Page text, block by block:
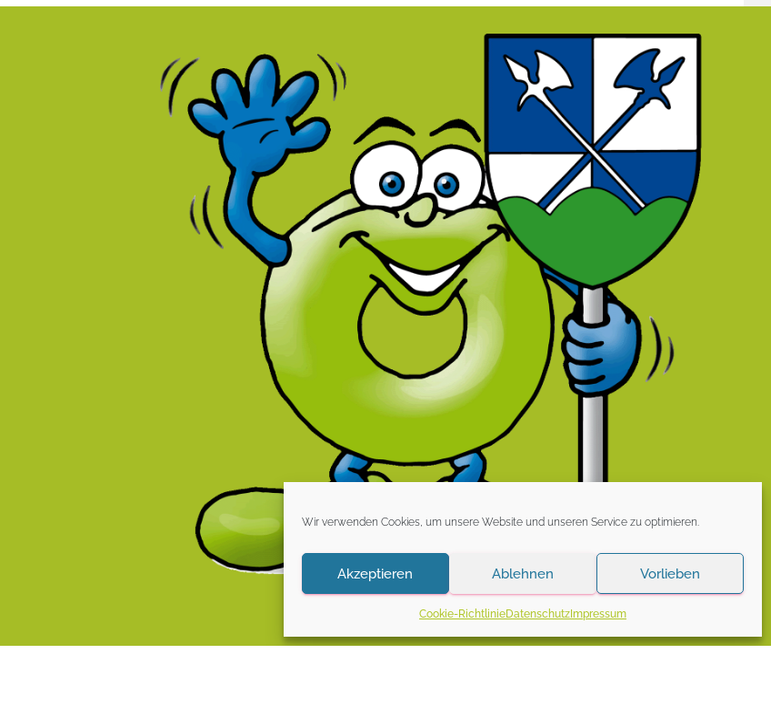
Wir verwenden Cookies, um unsere Website und unseren Service zu optimieren.
Akzeptieren Ablehnen Vorlieben
Cookie-RichtlinieDatenschutzImpressum